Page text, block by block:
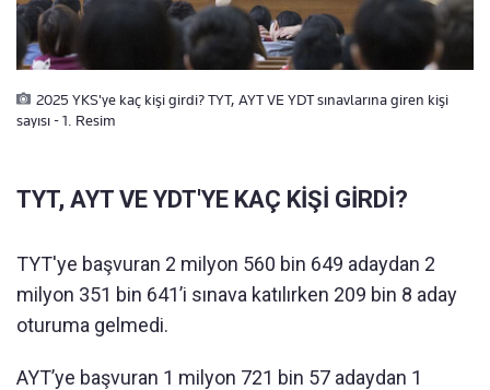
2025 YKS'ye kaç kişi girdi? TYT, AYT VE YDT sınavlarına giren kişi
sayısı - 1. Resim
TYT, AYT VE YDT'YE KAÇ KİŞİ GİRDİ?
TYT'ye başvuran 2 milyon 560 bin 649 adaydan 2
milyon 351 bin 641’i sınava katılırken 209 bin 8 aday
oturuma gelmedi.
AYT’ye başvuran 1 milyon 721 bin 57 adaydan 1